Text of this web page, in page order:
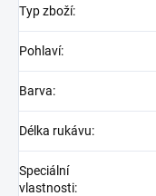
Typ zboží:
Pohlaví:
Barva:
Délka rukávu:
Speciální
vlastnosti: